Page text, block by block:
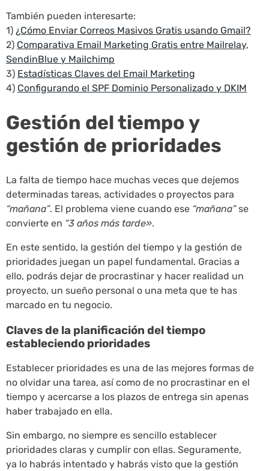
También pueden interesarte:
1) ¿Cómo Enviar Correos Masivos Gratis usando Gmail?
2) Comparativa Email Marketing Gratis entre Mailrelay,
SendinBlue y Mailchimp
3) Estadísticas Claves del Email Marketing
4) Configurando el SPF Dominio Personalizado y DKIM
Gestión del tiempo y
gestión de prioridades
La falta de tiempo hace muchas veces que dejemos
determinadas tareas, actividades o proyectos para
“mañana”. El problema viene cuando ese “mañana”se
convierte en “3 años más tarde».
En este sentido, la gestión del tiempo y la gestión de
prioridades juegan un papel fundamental. Gracias a
ello, podrás dejar de procrastinar y hacer realidad un
proyecto, un sueño personal o una meta que te has
marcado en tu negocio.
Claves de la planificación del tiempo
estableciendo prioridades
Establecer prioridades es una de las mejores formas de
no olvidar una tarea, así como de no procrastinar en el
tiempo y acercarse a los plazos de entrega sin apenas
haber trabajado en ella.
Sin embargo, no siempre es sencillo establecer
prioridades claras y cumplir con ellas. Seguramente,
ya lo habrás intentado y habrás visto que la gestión